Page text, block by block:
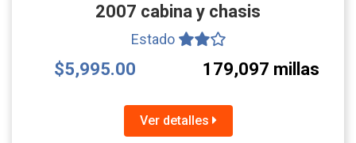
2007 cabina y chasis
Estado
$5,995.00 179,097 millas
Ver detalles